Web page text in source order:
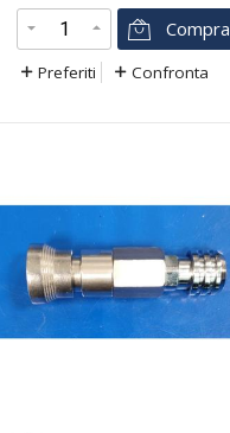
Compra
Preferiti Confronta
€43,00 € 47,00